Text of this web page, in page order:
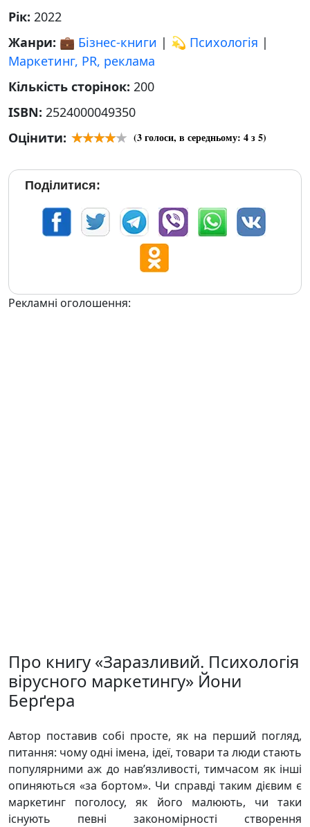
Рік: 2022
Жанри: 💼 Бізнес-книги | 💫 Психологія |
Маркетинг, PR, реклама
Кількість сторінок: 200
ISBN: 2524000049350
Оцінити:
(3голоси, в середньому: 4з 5)
Поділитися:
Рекламні оголошення:
Про книгу «Заразливий. Психологія
вірусного маркетингу» Йони
Берґера
Автор поставив собі просте, як на перший погляд,
питання: чому одні імена, ідеї, товари та люди стають
популярними аж до нав’язливості, тимчасом як інші
опиняються «за бортом». Чи справді таким дієвим є
маркетинг поголосу, як його малюють, чи таки
існують певні закономірності створення